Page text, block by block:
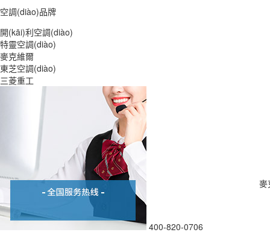
空調(diào)品牌
開(kāi)利空調(diào)
特靈空調(diào)
麥克維爾
東芝空調(diào)
三菱重工
400-820-0706
麥